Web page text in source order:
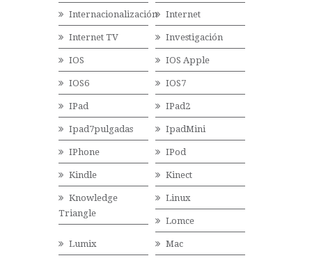
Internacionalización Internet
Internet TV Investigación
IOS IOS Apple
IOS6 IOS7
IPad IPad2
Ipad7pulgadas IpadMini
IPhone IPod
Kindle Kinect
Knowledge
Triangle
Linux
Lomce
Lumix Mac